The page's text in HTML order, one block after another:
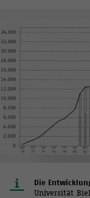
Die
Universität